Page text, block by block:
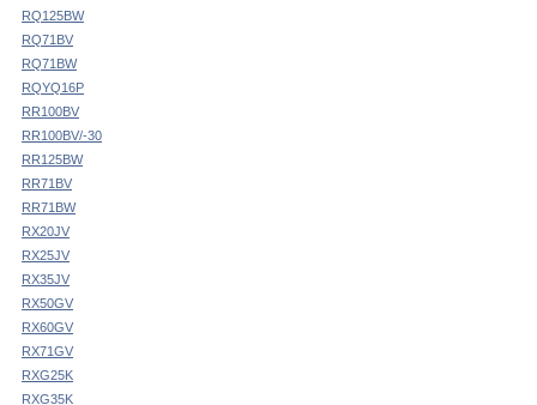
RQ125BW
RQ71BV
RQ71BW
RQYQ16P
RR100BV
RR100BV/-30
RR125BW
RR71BV
RR71BW
RX20JV
RX25JV
RX35JV
RX50GV
RX60GV
RX71GV
RXG25K
RXG35K